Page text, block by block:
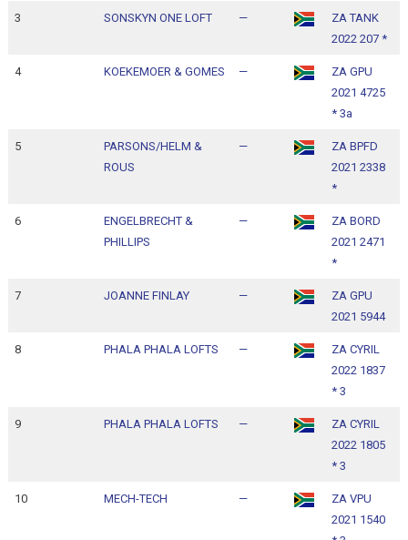
3 SONSKYN ONE LOFT —
ZA TANK
2022 207 *
4 KOEKEMOER & GOMES —
ZA GPU
2021 4725
* 3a
5
PARSONS/HELM &
ROUS
—
ZA BPFD
2021 2338
*
6
ENGELBRECHT &
PHILLIPS
—
ZA BORD
2021 2471
*
7 JOANNE FINLAY —
ZA GPU
2021 5944
8 PHALA PHALA LOFTS —
ZA CYRIL
2022 1837
* 3
9 PHALA PHALA LOFTS —
ZA CYRIL
2022 1805
* 3
10 MECH-TECH —
ZA VPU
2021 1540